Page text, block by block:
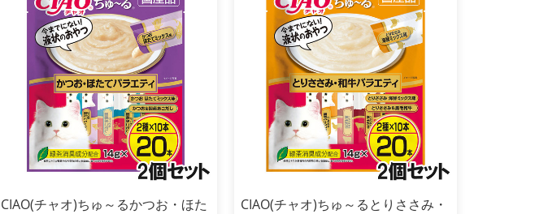
CIAO(チャオ)ちゅ～るかつお・ほた
CIAO(チャオ)ちゅ～るとりささみ・